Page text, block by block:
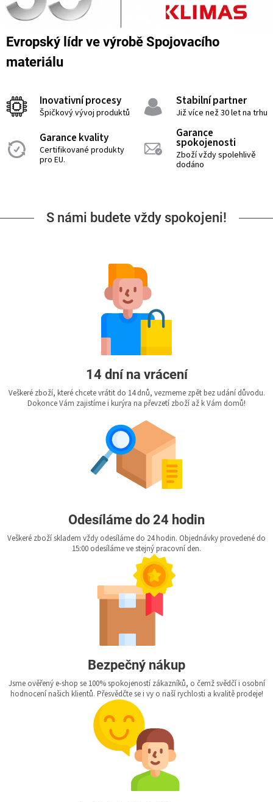
Evropský lídr ve výrobě Spojovacího
materiálu
Inovativní procesy
Špičkový vývoj produktů
Stabilní partner
Již více než 30 let na trhu
Garance kvality
Certifikované produkty
pro EU.
Garance
spokojenosti
Zboží vždy spolehlivě
dodáno
S námi budete vždy spokojeni!
14 dní na vrácení
Veškeré zboží, které chcete vrátit do 14 dnů, vezmeme zpět bez udání důvodu.
Dokonce Vám zajistíme i kurýra na převzetí zboží až k Vám domů!
Odesíláme do 24 hodin
Veškeré zboží skladem vždy odesíláme do 24 hodin. Objednávky provedené do
15:00 odesíláme ve stejný pracovní den.
Bezpečný nákup
Jsme ověřený e-shop se 100% spokojeností zákazníků, o čemž svědčí i osobní
hodnocení našich klientů. Přesvědčte se i vy o naší rychlosti a kvalitě prodeje!